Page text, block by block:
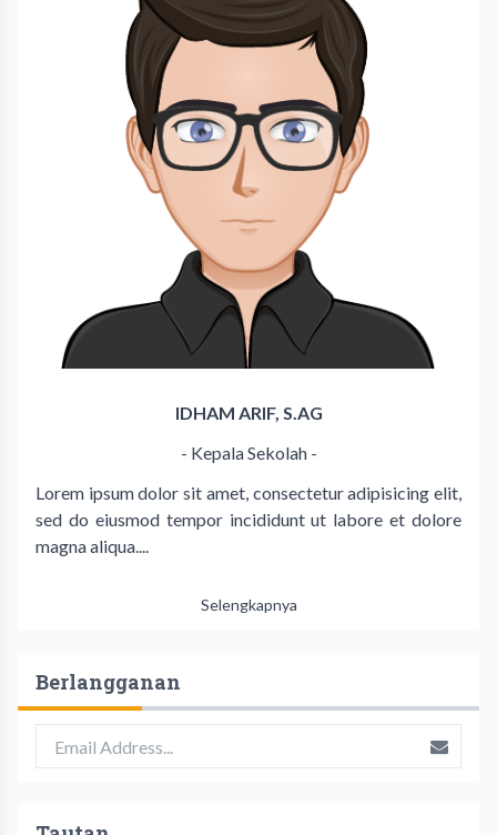
IDHAM ARIF, S.AG
- Kepala Sekolah -
Lorem ipsum dolor sit amet, consectetur adipisicing elit,
sed do eiusmod tempor incididunt ut labore et dolore
magna aliqua....
Selengkapnya
Berlangganan